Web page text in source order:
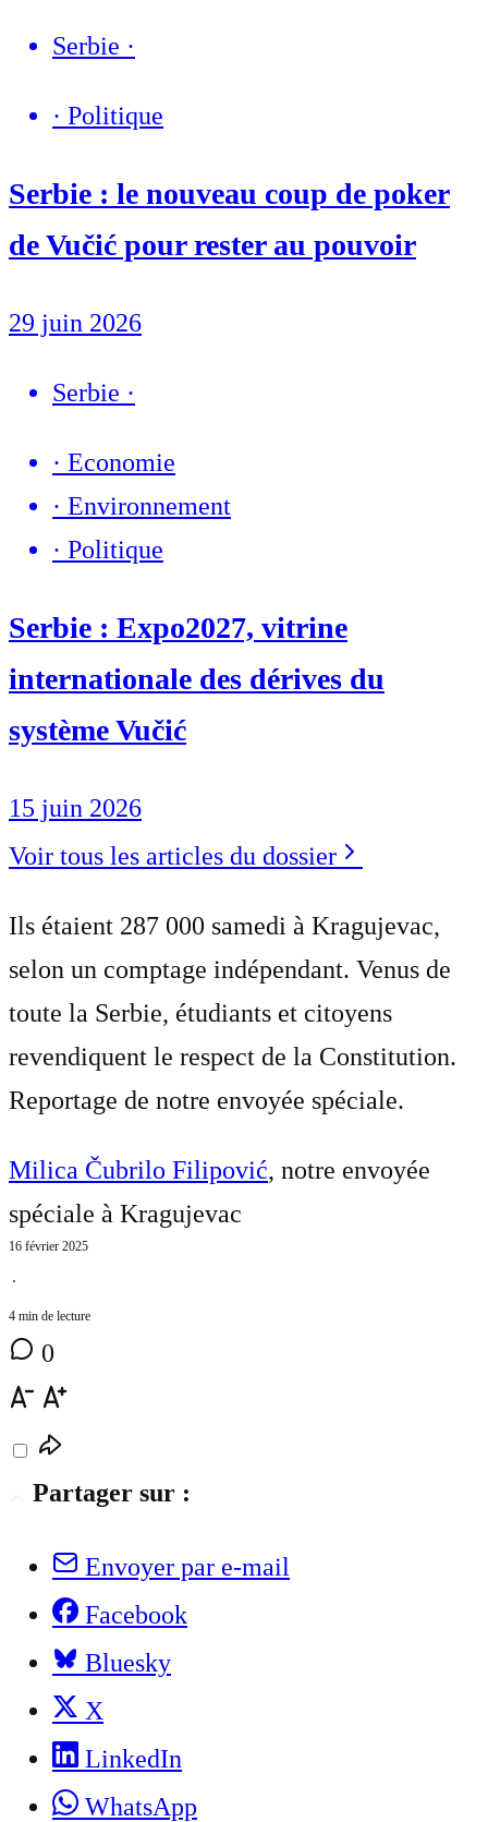
Serbie ·
· Politique
Serbie : le nouveau coup de poker
de Vučić pour rester au pouvoir
29 juin 2026
Serbie ·
· Economie
· Environnement
· Politique
Serbie : Expo2027, vitrine
internationale des dérives du
système Vučić
15 juin 2026
Voir tous les articles du dossier
Ils étaient 287 000 samedi à Kragujevac,
selon un comptage indépendant. Venus de
toute la Serbie, étudiants et citoyens
revendiquent le respect de la Constitution.
Reportage de notre envoyée spéciale.
Milica Čubrilo Filipović, notre envoyée
spéciale à Kragujevac
16 février 2025
⋅
4 min de lecture
0
Partager sur :
Envoyer par e-mail
Facebook
Bluesky
X
LinkedIn
WhatsApp